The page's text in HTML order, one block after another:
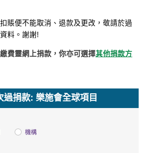
賬便不能取消、退款及更改，敬請於過
料。謝謝!
費靈網上捐款，你亦可選擇其他捐款方
過捐款: 樂施會全球項目
機構